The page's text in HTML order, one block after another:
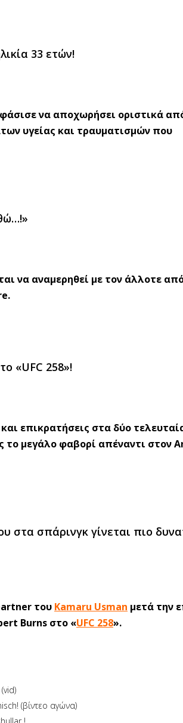
33 ετών!
να αποχωρήσει οριστικά
υγείας και τραυματισμών που
να αναμερηθεί με τον άλλοτε
«UFC 258»!
επικρατήσεις στα δύο
το μεγάλο φαβορί απέναντι στον
στα σπάρινγκ γίνεται πιο
του Kamaru Usman μετά την
Burns στο «UFC 258».
(βίντεο αγώνα)